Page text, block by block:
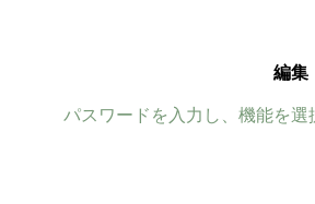
編集
パスワードを入力し、機能を